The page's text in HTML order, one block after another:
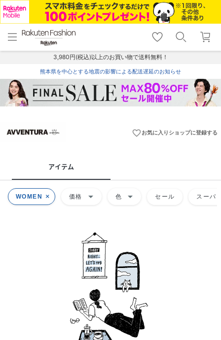
menu home
トップ
shopping_cart lock_outline
ログイン
3,980円(税込)以上のお買い物で送料無料！
熊本県を中心とする地震の影響による配送遅延のお知らせ
favorite_borderお気に入りショップに登録する
アイテム
WOMEN 価格 arrow_drop_down 色 arrow_drop_down セール スーパ